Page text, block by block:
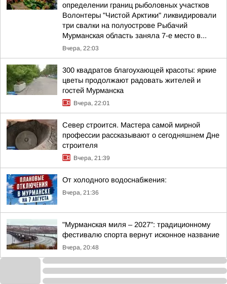
определении границ рыболовных участков
Волонтеры "Чистой Арктики" ликвидировали
три свалки на полуострове Рыбачий
Мурманская область заняла 7-е место в...
Вчера, 22:03
300 квадратов благоухающей красоты: яркие
цветы продолжают радовать жителей и
гостей Мурманска
Вчера, 22:01
Север строится. Мастера самой мирной
профессии рассказывают о сегодняшнем Дне
строителя
Вчера, 21:39
От холодного водоснабжения:
Вчера, 21:36
"Мурманская миля – 2027": традиционному
фестивалю спорта вернут исконное название
Вчера, 20:48